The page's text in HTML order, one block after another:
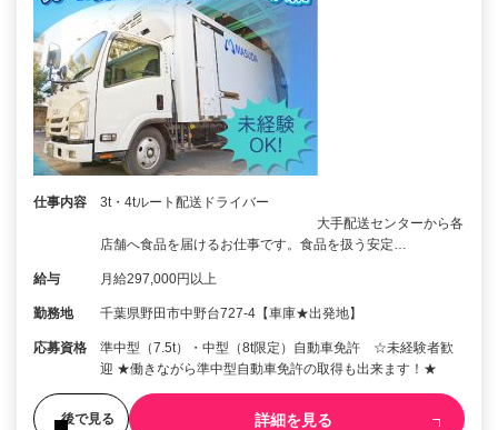
仕事内容
3t・4tルート配送ドライバー
大手配送センターから各
店舗へ食品を届けるお仕事です。食品を扱う安定…
給与 月給297,000円以上
勤務地 千葉県野田市中野台727-4【車庫★出発地】
応募資格
準中型（7.5t）・中型（8t限定）自動車免許 ☆未経験者歓
迎 ★働きながら準中型自動車免許の取得も出来ます！★
後で見る 詳細を見る